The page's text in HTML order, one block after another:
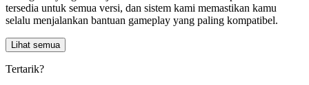
tersedia untuk semua versi, dan sistem kami memastikan kamu
selalu menjalankan bantuan gameplay yang paling kompatibel.
Lihat semua
Tertarik?